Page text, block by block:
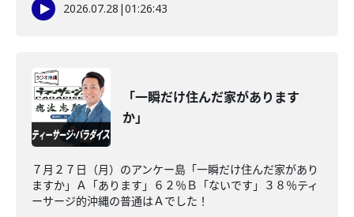
2026.07.28 |01:26:43
「一瞬だけ住んだ家があります
か」
７月２７日（月）のアンケー島「一瞬だけ住んだ家があり
ますか」Ａ「あります」６２％Ｂ「ないです」３８％ティ
ーサージ的沖縄の普通はＡでした！